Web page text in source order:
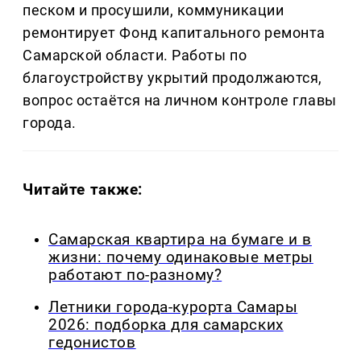
песком и просушили, коммуникации
ремонтирует Фонд капитального ремонта
Самарской области. Работы по
благоустройству укрытий продолжаются,
вопрос остаётся на личном контроле главы
города.
Читайте также:
Самарская квартира на бумаге и в
жизни: почему одинаковые метры
работают по-разному?
Летники города-курорта Самары
2026: подборка для самарских
гедонистов